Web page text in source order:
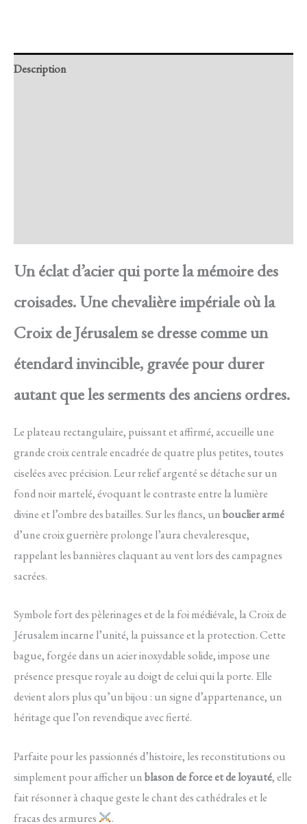
Description
Un éclat d’acier qui porte la mémoire des
croisades. Une chevalière impériale où la
Croix de Jérusalem se dresse comme un
étendard invincible, gravée pour durer
autant que les serments des anciens ordres.
Le plateau rectangulaire, puissant et affirmé, accueille une
grande croix centrale encadrée de quatre plus petites, toutes
ciselées avec précision. Leur relief argenté se détache sur un
fond noir martelé, évoquant le contraste entre la lumière
divine et l’ombre des batailles. Sur les flancs, unbouclier armé
d’une croix guerrière prolonge l’aura chevaleresque,
rappelant les bannières claquant au vent lors des campagnes
sacrées.
Symbole fort des pèlerinages et de la foi médiévale, la Croix de
Jérusalem incarne l’unité, la puissance et la protection. Cette
bague, forgée dans un acier inoxydable solide, impose une
présence presque royale au doigt de celui qui la porte. Elle
devient alors plus qu’un bijou : un signe d’appartenance, un
héritage que l’on revendique avec fierté.
Parfaite pour les passionnés d’histoire, les reconstitutions ou
simplement pour afficher unblason de force et de loyauté, elle
fait résonner à chaque geste le chant des cathédrales et le
fracas des armures
.